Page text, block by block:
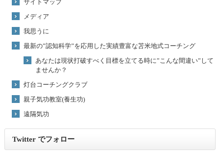
サイトマップ
メディア
我思うに
最新の”認知科学”を応用した実績豊富な苫米地式コーチング
あなたは現状打破すべく目標を立てる時に”こんな間違い”して
ませんか？
灯台コーチングクラブ
親子気功教室(養生功)
遠隔気功
Twitter でフォロー